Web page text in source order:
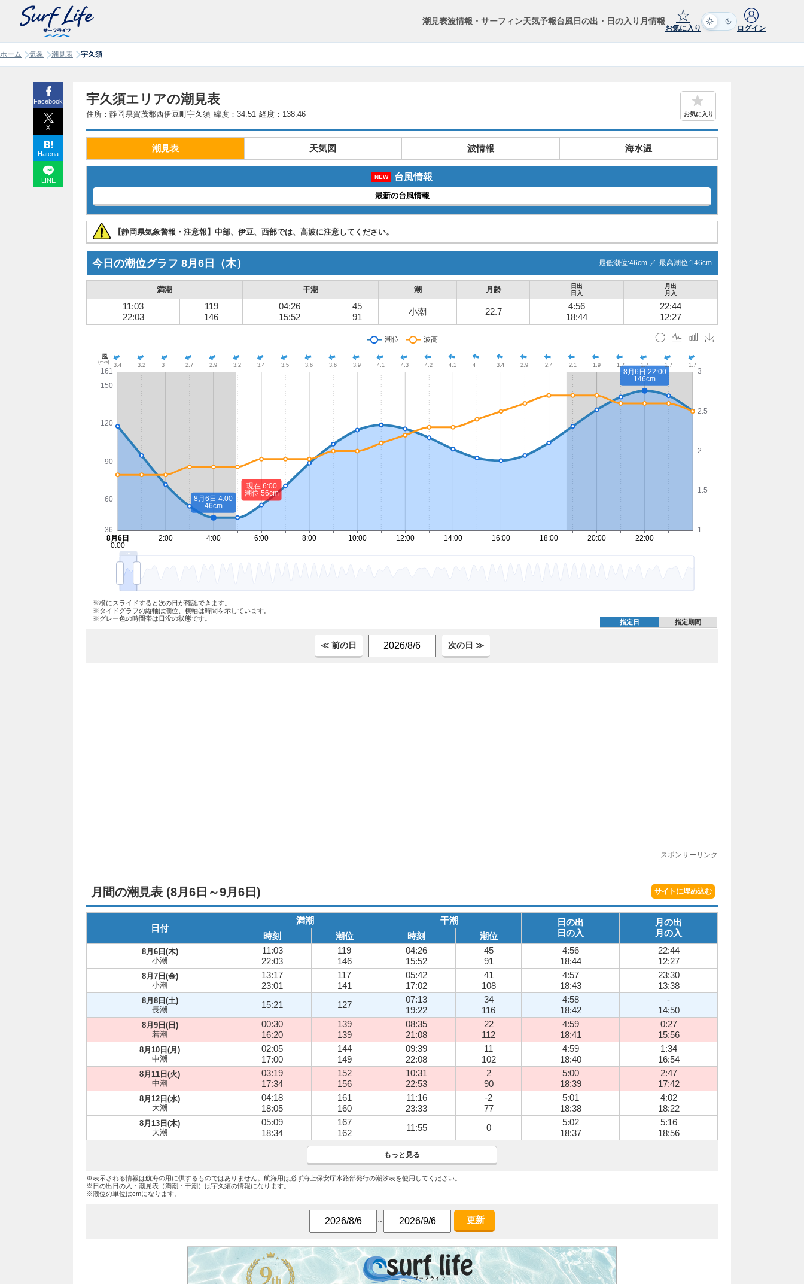
潮見表波情報・サーフィン天気予報台風日の出・日の入り 月情報 ☆
お気に入り ログイン
ホーム 気象 潮見表 宇久須
宇久須エリアの潮見表
住所：静岡県賀茂郡西伊豆町宇久須 緯度：34.51 経度：138.46 お気に入り
潮見表 天気図 波情報 海水温
NEW 台風情報
最新の台風情報
【静岡県気象警報・注意報】中部、伊豆、西部では、高波に注意してください。
今日の潮位グラフ 8月6日 （木） 最低潮位:46cm ／ 最高潮位:146cm
満潮 干潮 潮 月齢
日出
日入
月出
月入
11:03
22:03
119
146
04:26
15:52
45
91
小潮 22.7
4:56
18:44
22:44
12:27
※横にスライドすると次の日が確認できます。
※タイドグラフの縦軸は潮位、横軸は時間を示しています。
※グレー色の時間帯は日没の状態です。
指定日 指定期間
≪ 前の日 次の日 ≫
スポンサーリンク
月間の潮見表 (8月6日～9月6日) サイトに埋め込む
日付
満潮 干潮
日の出
日の入
月の出
月の入
時刻 潮位 時刻 潮位
8月6日(木)
小潮
11:03
22:03
119
146
04:26
15:52
45
91
4:56
18:44
22:44
12:27
8月7日(金)
小潮
13:17
23:01
117
141
05:42
17:02
41
108
4:57
18:43
23:30
13:38
8月8日(土)
長潮
15:21 127
07:13
19:22
34
116
4:58
18:42
-
14:50
8月9日(日)
若潮
00:30
16:20
139
139
08:35
21:08
22
112
4:59
18:41
0:27
15:56
8月10日(月)
中潮
02:05
17:00
144
149
09:39
22:08
11
102
4:59
18:40
1:34
16:54
8月11日(火)
中潮
03:19
17:34
152
156
10:31
22:53
2
90
5:00
18:39
2:47
17:42
8月12日(水)
大潮
04:18
18:05
161
160
11:16
23:33
-2
77
5:01
18:38
4:02
18:22
8月13日(木)
大潮
05:09
18:34
167
162
11:55 0
5:02
18:37
5:16
18:56
もっと見る
※表示される情報は航海の用に供するものではありません。航海用は必ず海上保安庁水路部発行の潮汐表を使用してください。
※日の出日の入・潮見表（満潮・干潮）は宇久須の情報になります。
※潮位の単位はcmになります。
～ 更新
Facebook
X
Hatena
LINE